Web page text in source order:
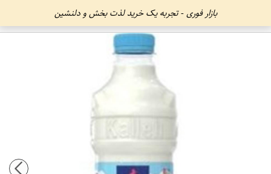
بازار فوری - تجربه یک خرید لذت بخش و دلنشین